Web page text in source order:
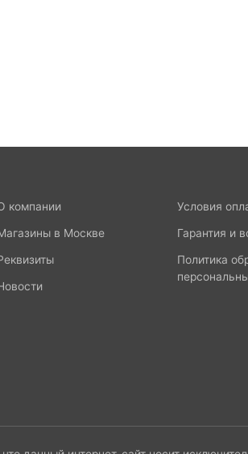
компании
в Москве
Условия
Гарантия и
Политика